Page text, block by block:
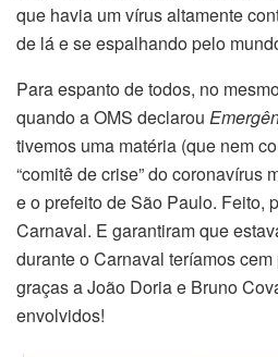
que havia um vírus altamente
de lá e se espalhando pelo
Para espanto de todos, no
quando a OMS declarou
tivemos uma matéria (que nem
“comitê de crise” do coronavírus
e o prefeito de São Paulo. Feito,
Carnaval. E garantiram que
durante o Carnaval teríamos cem
graças a João Doria e Bruno
envolvidos!